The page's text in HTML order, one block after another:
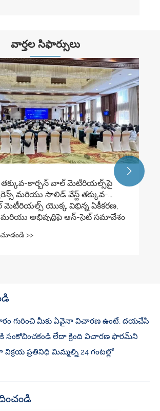
వార్తల సిఫార్సులు
తక్కువ-కార్బన్ వాల్ మెటీరియల్స్‌పై
మరియు సాలిడ్ వేస్ట్ తక్కువ-
మెటీరియల్స్ యొక్క విభిన్న ఏకీకరణ,
అభివృద్ధిపై ఆన్-సైట్ సమావేశం
>>

గురించి మీకు ఏవైనా విచారణ ఉంటే, దయచేసి
లేదా క్రింది విచారణ ఫారమ్‌ని
ప్రతినిధి మిమ్మల్ని 24 గంటల్లో